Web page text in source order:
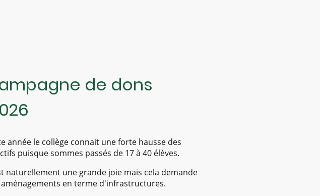
de dons
année le collège connait une forte hausse des
puisque sommes passés de 17 à 40 élèves.
naturellement une grande joie mais cela demande
aménagements en terme d'infrastructures.